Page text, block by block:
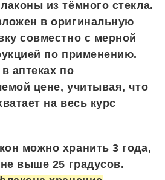
из тёмного стекла.
в оригинальную
совместно с мерной
по применению.
аптеках по
цене, учитывая, что
на весь курс
можно хранить 3 года,
выше 25 градусов.